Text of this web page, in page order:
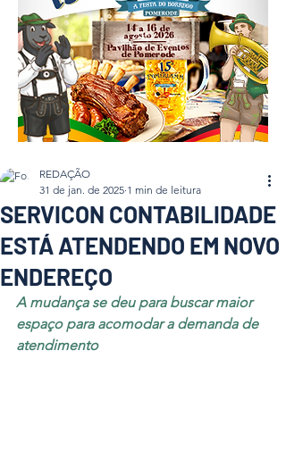
SERVICON CONTABILIDADE
ESTÁ ATENDENDO EM NOVO
ENDEREÇO
REDAÇÃO
31 de jan. de 2025 1 min de leitura
A mudança se deu para buscar maior
espaço para acomodar a demanda de
atendimento